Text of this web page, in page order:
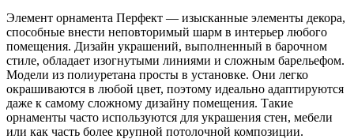
Элемент орнамента Перфект — изысканные элементы декора,
способные внести неповторимый шарм в интерьер любого
помещения. Дизайн украшений, выполненный в барочном
стиле, обладает изогнутыми линиями и сложным барельефом.
Модели из полиуретана просты в установке. Они легко
окрашиваются в любой цвет, поэтому идеально адаптируются
даже к самому сложному дизайну помещения. Такие
орнаменты часто используются для украшения стен, мебели
или как часть более крупной потолочной композиции.